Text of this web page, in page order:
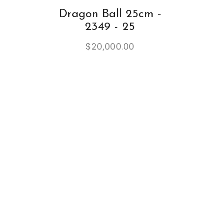
Dragon Ball 25cm -
2349 - 25
$20,000.00